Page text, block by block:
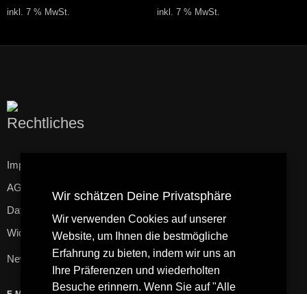
inkl. 7 % MwSt. inkl. 7 % MwSt.
Rechtliches
Impressum
AGB
Datenschutzerklärung
Widerrufsbelehrung
Newsletter
Wir schätzen Deine Privatsphäre
Wir verwenden Cookies auf unserer
Website, um Ihnen die bestmögliche
Erfahrung zu bieten, indem wir uns an
Ihre Präferenzen und wiederholten
Besuche erinnern. Wenn Sie auf "Alle